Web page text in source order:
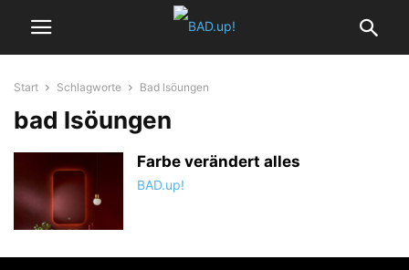
Start Schlagworte Bad lsöungen
bad lsöungen
Farbe verändert alles
BAD.up!